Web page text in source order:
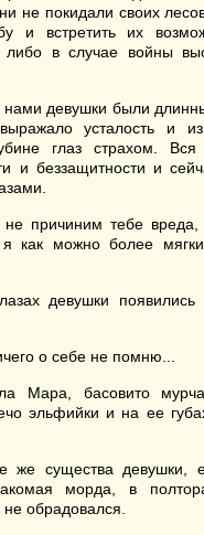
не покидали своих
и встретить их
либо в случае войны
девушки были
усталость и
глаз страхом. Вся
и беззащитности и
причиним тебе вреда,
как можно более
девушки
о себе не помню...
Мара, басовито
эльфийки и на ее
же существа
морда, в
обрадовался.